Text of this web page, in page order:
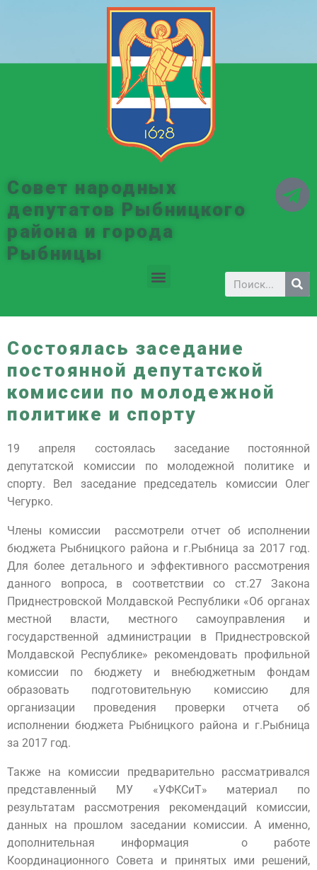
Совет народных
депутатов Рыбницкого
района и города
Рыбницы
Состоялась заседание
постоянной депутатской
комиссии по молодежной
политике и спорту
19 апреля состоялась заседание постоянной
депутатской комиссии по молодежной политике и
спорту. Вел заседание председатель комиссии Олег
Чегурко.
Члены комиссии рассмотрели отчет об исполнении
бюджета Рыбницкого района и г.Рыбница за 2017 год.
Для более детального и эффективного рассмотрения
данного вопроса, в соответствии со ст.27 Закона
Приднестровской Молдавской Республики «Об органах
местной власти, местного самоуправления и
государственной администрации в Приднестровской
Молдавской Республике» рекомендовать профильной
комиссии по бюджету и внебюджетным фондам
образовать подготовительную комиссию для
организации проведения проверки отчета об
исполнении бюджета Рыбницкого района и г.Рыбница
за 2017 год.
Также на комиссии предварительно рассматривался
представленный МУ «УФКСиТ» материал по
результатам рассмотрения рекомендаций комиссии,
данных на прошлом заседании комиссии. А именно,
дополнительная информация о работе
Координационного Совета и принятых ими решений,